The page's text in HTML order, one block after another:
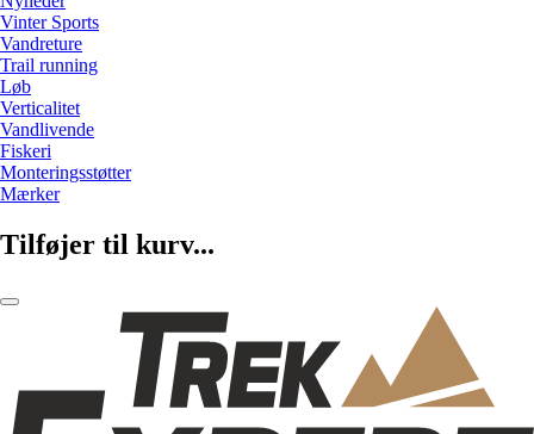
Vinter Sports
Vandreture
Trail running
Løb
Verticalitet
Vandlivende
Fiskeri
Monteringsstøtter
Mærker
Tilføjer til kurv...